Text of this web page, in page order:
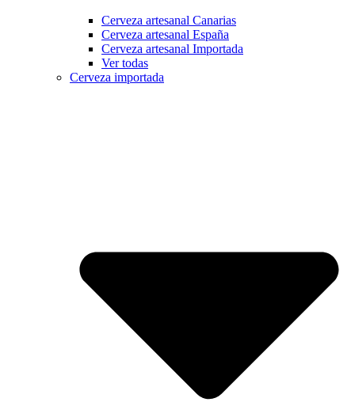
Cerveza artesanal Canarias
Cerveza artesanal España
Cerveza artesanal Importada
Ver todas
Cerveza importada